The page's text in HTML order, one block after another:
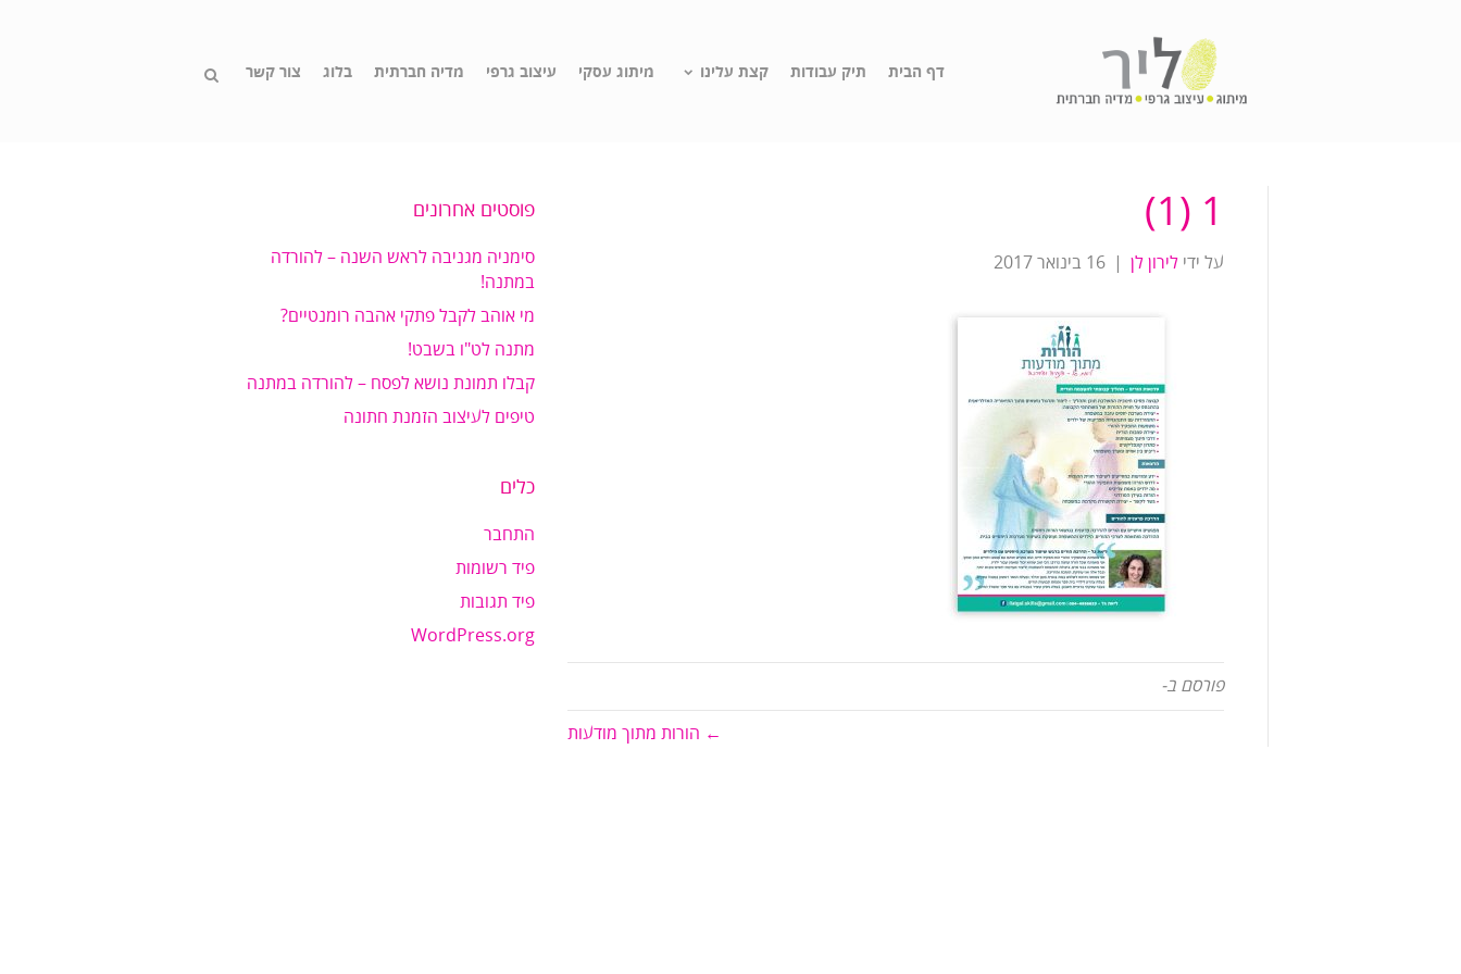
דף הבית תיק עבודות קצת עלינו מיתוג עסקי עיצוב גרפי מדיה חברתית בלוג צור קשר
1 (1)
על ידי לירון לן 16 בינואר 2017
פורסם ב-
← הורות מתוך מודעות
פוסטים אחרונים
סימניה מגניבה לראש השנה – להורדה
במתנה!
מי אוהב לקבל פתקי אהבה רומנטיים?
מתנה לט"ו בשבט!
קבלו תמונת נושא לפסח – להורדה במתנה
טיפים לעיצוב הזמנת חתונה
כלים
התחבר
פיד רשומות
פיד תגובות
WordPress.org